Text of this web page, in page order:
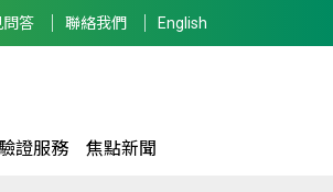
問答 聯絡我們 English
證服務 焦點新聞